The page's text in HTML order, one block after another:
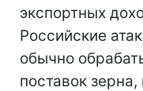
экспортных
Российские
обычно
поставок